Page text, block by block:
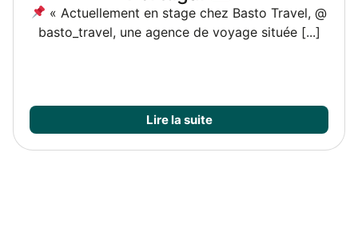
Bahuet se sont rendus à [...]
Lire la suite